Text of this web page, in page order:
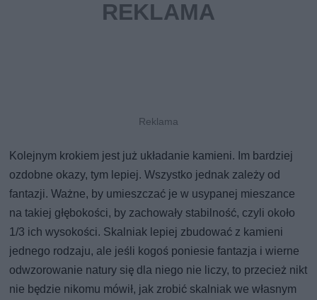
Kolejnym krokiem jest już układanie kamieni. Im bardziej
ozdobne okazy, tym lepiej. Wszystko jednak zależy od
fantazji. Ważne, by umieszczać je w usypanej mieszance
na takiej głębokości, by zachowały stabilność, czyli około
1/3 ich wysokości. Skalniak lepiej zbudować z kamieni
jednego rodzaju, ale jeśli kogoś poniesie fantazja i wierne
odwzorowanie natury się dla niego nie liczy, to przecież nikt
nie będzie nikomu mówił, jak zrobić skalniak we własnym